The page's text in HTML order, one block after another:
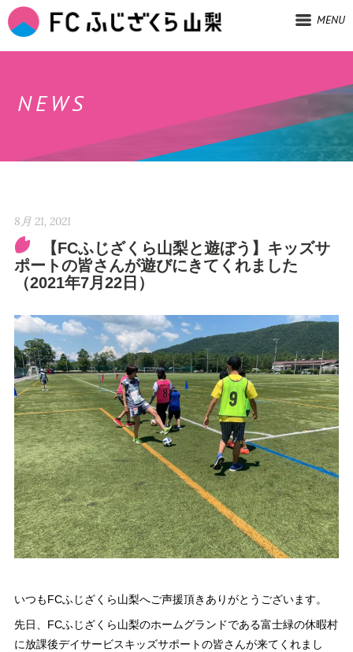
MENU
NEWS
8月 21, 2021
【FCふじざくら山梨と遊ぼう】キッズサ
ポートの皆さんが遊びにきてくれました
（2021年7月22日）
いつもFCふじざくら山梨へご声援頂きありがとうございます。
先日、FCふじざくら山梨のホームグランドである富士緑の休暇村
に放課後デイサービスキッズサポートの皆さんが来てくれまし